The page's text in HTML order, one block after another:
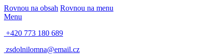
Rovnou na obsah Rovnou na menu
Menu
+420 773 180 689
zsdolnilomna@email.cz